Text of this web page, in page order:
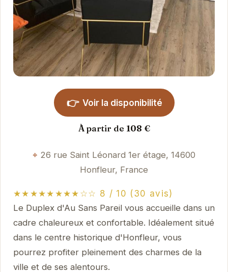
👉 Voir la disponibilité
À partir de 108 €
26 rue Saint Léonard 1er étage, 14600
Honfleur, France
★★★★★★★★☆☆ 8 / 10 (30 avis)
Le Duplex d'Au Sans Pareil vous accueille dans un
cadre chaleureux et confortable. Idéalement situé
dans le centre historique d'Honfleur, vous
pourrez profiter pleinement des charmes de la
ville et de ses alentours.